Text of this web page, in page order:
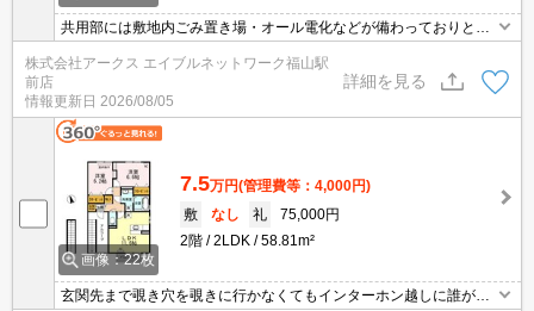
共用部には敷地内ごみ置き場・オール電化などが備わっておりとて
も充実しています。収納はクロゼット・シューズボックスなど豊富
なので、衣類や履き物の整理がしやすく便利です。TVインターホン
付きなので、女性の方も安心です。小物の多い方は、おすすめの洗
面化粧台のある物件に住んで快適に朝の身支度をしましょう。
株式会社アークス エイブルネットワーク福山駅
前店
情報更新日 2026/08/05
詳細を見る
画像：22枚
7.5万円(管理費等：4,000円)
敷
なし 礼
75,000円
2階
2LDK 58.81m²
玄関先まで覗き穴を覗きに行かなくてもインターホン越しに誰が来